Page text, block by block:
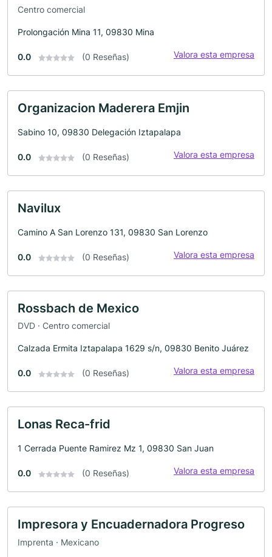
Centro comercial
Prolongación Mina 11, 09830 Mina
0.0 (0 Reseñas) Valora esta empresa
Organizacion Maderera Emjin
Sabino 10, 09830 Delegación Iztapalapa
0.0 (0 Reseñas) Valora esta empresa
Navilux
Camino A San Lorenzo 131, 09830 San Lorenzo
0.0 (0 Reseñas) Valora esta empresa
Rossbach de Mexico
DVD · Centro comercial
Calzada Ermita Iztapalapa 1629 s/n, 09830 Benito Juárez
0.0 (0 Reseñas) Valora esta empresa
Lonas Reca-frid
1 Cerrada Puente Ramirez Mz 1, 09830 San Juan
0.0 (0 Reseñas) Valora esta empresa
Impresora y Encuadernadora Progreso
Imprenta · Mexicano